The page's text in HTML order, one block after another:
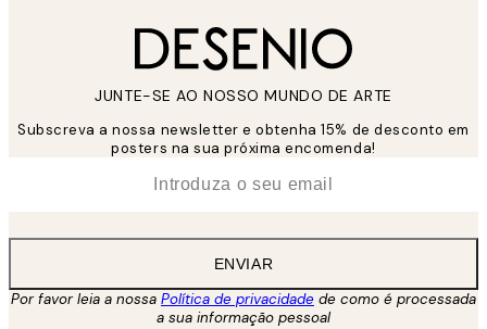
JUNTE-SE AO NOSSO MUNDO DE ARTE
Subscreva a nossa newsletter e obtenha 15% de desconto em
posters na sua próxima encomenda!
ENVIAR
Por favor leia a nossa Política de privacidade de como é processada
a sua informação pessoal